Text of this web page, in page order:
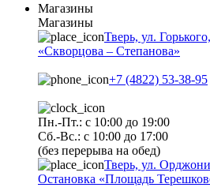
Магазины
Магазины
Тверь, ул.
«Скворцова – Степанова»
+7 (4822) 53-38-95
Пн.-Пт.: с 10:00 до 19:00
Сб.-Вс.: с 10:00 до 17:00
(без перерыва на обед)
Тверь, ул.
Остановка «Площадь